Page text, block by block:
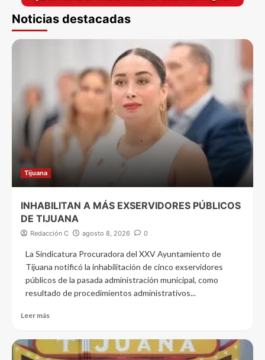
Noticias destacadas
Tijuana
INHABILITAN A MÁS EXSERVIDORES PÚBLICOS
DE TIJUANA
Redacción C agosto 8, 2026 0
La Sindicatura Procuradora del XXV Ayuntamiento de
Tijuana notificó la inhabilitación de cinco exservidores
públicos de la pasada administración municipal, como
resultado de procedimientos administrativos...
Leer más